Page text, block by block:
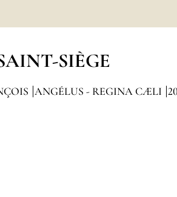
SIÈGE
ANGÉLUS - REGINA CÆLI